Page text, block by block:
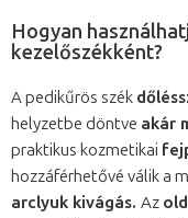
Hogyan
kezelőszékként?
A pedikűrös szék
helyzetbe döntve akár
praktikus kozmetikai
hozzáférhetővé válik a
arclyuk kivágás. Az